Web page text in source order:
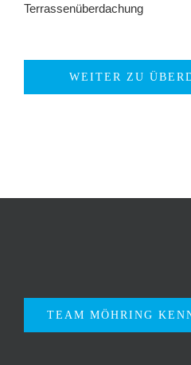
Terrassenüberdachung
WEITER ZU
TEAM MÖHRING